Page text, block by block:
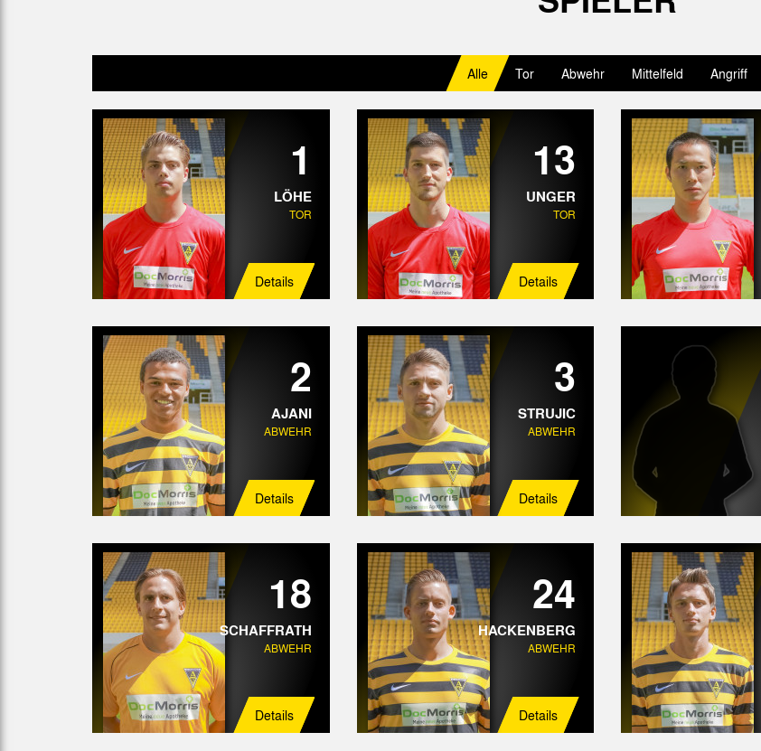
Alle Tor Abwehr Mittelfeld Angriff
1
LÖHE
TOR
Details
13
UNGER
TOR
Details
2
AJANI
ABWEHR
Details
3
STRUJIC
ABWEHR
Details
18
SCHAFFRATH
ABWEHR
Details
24
HACKENBERG
ABWEHR
Details